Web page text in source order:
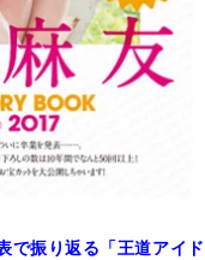
で振り返る「王道アイド